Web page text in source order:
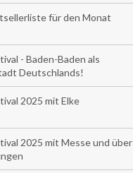
für den Monat
- Baden-Baden als
Deutschlands!
2025 mit Elke
2025 mit Messe und über